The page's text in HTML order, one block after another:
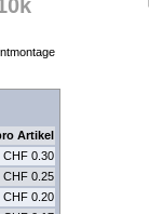
Artikel
CHF 0.30
CHF 0.25
CHF 0.20